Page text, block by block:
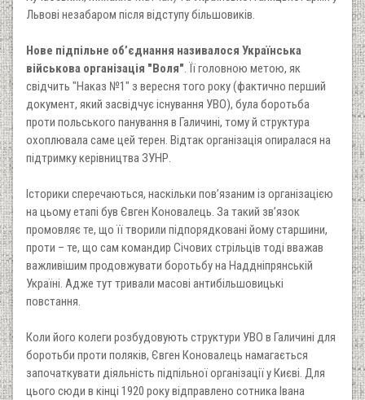
Львові незабаром після відступу більшовиків.
Нове підпільне об’єднання називалося Українська
військова організація "Воля". Її головною метою, як
свідчить "Наказ №1" з вересня того року (фактично перший
документ, який засвідчує існування УВО), була боротьба
проти польського панування в Галичині, тому й структура
охоплювала саме цей терен. Відтак організація опиралася на
підтримку керівництва ЗУНР.
Історики сперечаються, наскільки пов’язаним із організацією
на цьому етапі був Євген Коновалець. За такий зв’язок
промовляє те, що її творили підпорядковані йому старшини,
проти – те, що сам командир Січових стрільців тоді вважав
важливішим продовжувати боротьбу на Наддніпрянській
Україні. Адже тут тривали масові антибільшовицькі
повстання.
Коли його колеги розбудовують структури УВО в Галичині для
боротьби проти поляків, Євген Коновалець намагається
започаткувати діяльність підпільної організації у Києві. Для
цього сюди в кінці 1920 року відправлено сотника Івана